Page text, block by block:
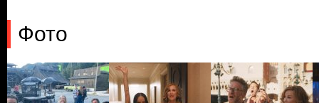
Фото